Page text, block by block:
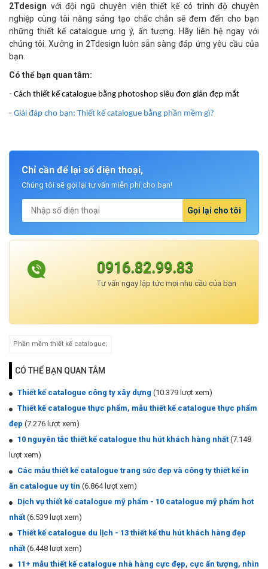
2Tdesign với đội ngũ chuyên viên thiết kế có trình độ chuyên
nghiệp cùng tài năng sáng tạo chắc chắn sẽ đem đến cho bạn
những thiết kế catalogue ưng ý, ấn tượng. Hãy liên hệ ngay với
chúng tôi. Xưởng in 2Tdesign luôn sẵn sàng đáp ứng yêu cầu của
bạn.
Có thể bạn quan tâm:
- Cách thiết kế catalogue bằng photoshop siêu đơn giản đẹp mắt
- Giải đáp cho bạn: Thiết kế catalogue bằng phần mềm gì?
Chỉ cần để lại số điện thoại,
Chúng tôi sẽ gọi lại tư vấn miễn phí cho bạn!
Gọi lại cho tôi
0916.82.99.83
Tư vấn ngay lập tức mọi nhu cầu của bạn
Phần mềm thiết kế catalogue;
CÓ THỂ BẠN QUAN TÂM
Thiết kế catalogue công ty xây dựng (10.379 lượt xem)
Thiết kế catalogue thực phẩm, mẫu thiết kế catalogue thực phẩm
đẹp (7.276 lượt xem)
10 nguyên tắc thiết kế catalogue thu hút khách hàng nhất (7.148
lượt xem)
Các mẫu thiết kế catalogue trang sức đẹp và công ty thiết kế in
ấn catalogue uy tín (6.864 lượt xem)
Dịch vụ thiết kế catalogue mỹ phẩm - 10 catalogue mỹ phẩm hot
nhất (6.539 lượt xem)
Thiết kế catalogue du lịch - 13 thiết kế thu hút khách hàng đẹp
nhất (6.448 lượt xem)
11+ mẫu thiết kế catalogue nhà hàng cực đẹp, cực ấn tượng, nhìn